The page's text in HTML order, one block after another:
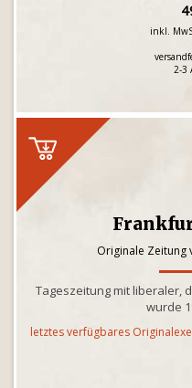
inkl.
2-3
Originale Zeitung
Tageszeitung mit liberaler,
wurde
letztes verfügbares